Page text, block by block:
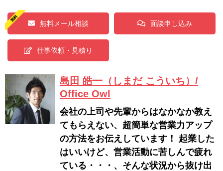
無料メール相談 面談申し込み
仕事依頼・見積り
島田 皓一（しまだ こういち）/
Office Owl
会社の上司や先輩からはなかなか教え
てもらえない、超簡単な営業力アップ
の方法をお伝えしています！ 起業した
はいいけど、営業活動に苦しんで疲れ
ている・・・、そんな状況から抜け出